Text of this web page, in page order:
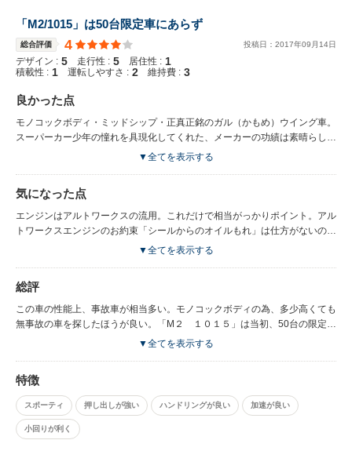
「M2/1015」は50台限定車にあらず
総合評価 4 投稿日： 2017年09 月 14日
デザイン : 5 走行性 : 5 居住性 : 1
積載性 : 1 運転しやすさ : 2 維持費 : 3
良かった点
モノコックボディ・ミッドシップ・正真正銘のガル（かもめ）ウイング車。
スーパーカー少年の憧れを具現化してくれた、メーカーの功績は素晴らしい
の一言につきる。レースカー並みの鋭い加速、クイックなステアリング、こ
▼全てを表示する
気になった点
エンジンはアルトワークスの流用。これだけで相当がっかりポイント。アル
トワークスエンジンのお約束「シールからのオイルもれ」は仕方がないのか
も。ドアミラーのキャロルっぽさ。非常にクイックすぎるステアリング、鬼
もしれない程の怖い経験を何度もした。
▼全てを表示する
総評
この車の性能上、事故車が相当多い。モノコックボディの為、多少高くても
無事故の車を探したほうが良い。「M２ １０１５」は当初、50台の限定販
売だったが、追加で150台ほど増産されたらしい。また、パーツも単体で販
▼全てを表示する
特徴
スポーティ 押し出しが強い ハンドリングが良い 加速が良い
小回りが利く